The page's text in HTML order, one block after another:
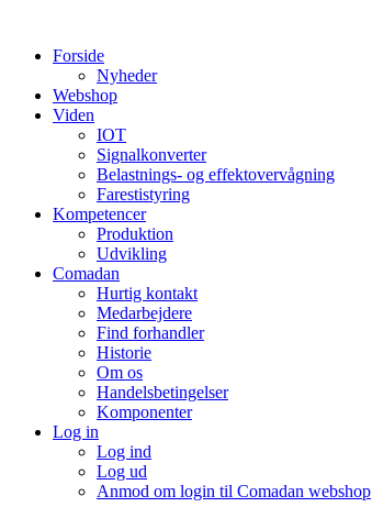
indholdForside
Nyheder
Webshop
Viden
IOT
Signalkonverter
Belastnings- og effektovervågning
Farestistyring
Kompetencer
Produktion
Udvikling
Comadan
Hurtig kontakt
Medarbejdere
Find forhandler
Historie
Om os
Handelsbetingelser
Komponenter
Log in
Log ind
Log ud
Anmod om login til Comadan webshop